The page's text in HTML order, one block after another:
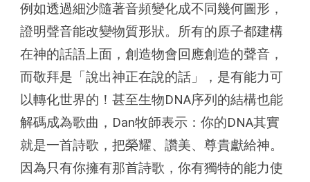
例如透過細沙隨著音頻變化成不同幾何圖形，
證明聲音能改變物質形狀。所有的原子都建構
在神的話語上面，創造物會回應創造的聲音，
而敬拜是「說出神正在說的話」，是有能力可
以轉化世界的！甚至生物DNA序列的結構也能
解碼成為歌曲，Dan牧師表示：你的DNA其實
就是一首詩歌，把榮耀、讚美、尊貴獻給神。
因為只有你擁有那首詩歌，你有獨特的能力使